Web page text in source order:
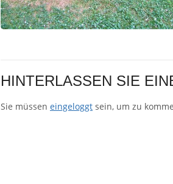
HINTERLASSEN SIE
Sie müssen eingeloggt sein, um zu